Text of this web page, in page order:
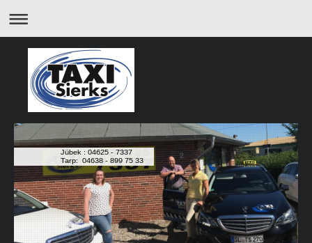
Jübek : 04625 - 7337
Tarp: 04638 - 899 75 33